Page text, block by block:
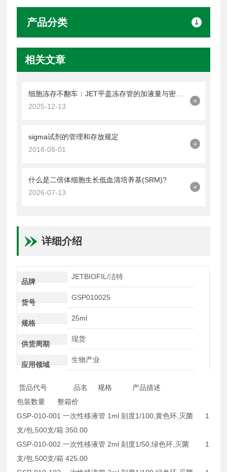
产品分类
相关文章
2025-12-13
+
sigma试剂的管理和存放规定
2018-08-01
+
什么是二倍体细胞生长低血清培养基(SRM)?
2026-07-13
+
详细介绍
品牌
JETBIOFIL/洁特
货号
GSP010025
规格
25ml
供货周期
现货
应用领域
生物产业
货品代号 品名 规格 产品描述
包装数量 整箱价
GSP-010-001 一次性移液管 1ml 刻度1/100,黄色环,灭菌 1
支/包,500支/箱 350.00
GSP-010-002 一次性移液管 2ml 刻度1/50,绿色环,灭菌 1
支/包,500支/箱 425.00